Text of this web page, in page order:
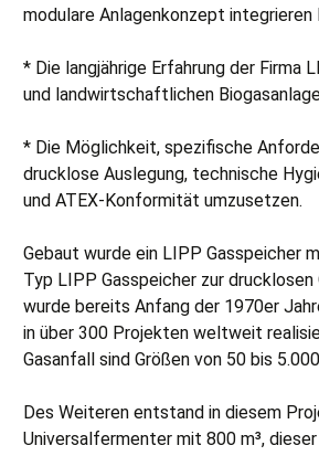
modulare Anlagenkonzept integrieren
* Die langjährige Erfahrung der Firma
und landwirtschaftlichen
* Die Möglichkeit, spezifische
drucklose Auslegung, technische
und ATEX-Konformität umzusetzen.
Gebaut wurde ein LIPP Gasspeicher
Typ LIPP Gasspeicher zur drucklosen
wurde bereits Anfang der 1970er
in über 300 Projekten weltweit
Gasanfall sind Größen von 50 bis
Des Weiteren entstand in diesem
Universalfermenter mit 800 m³,